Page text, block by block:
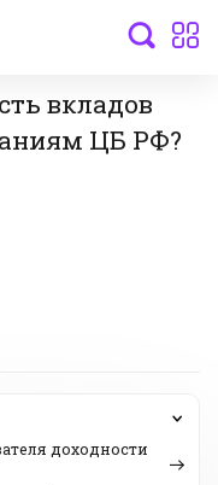
вкладов
ЦБ РФ?
доходности